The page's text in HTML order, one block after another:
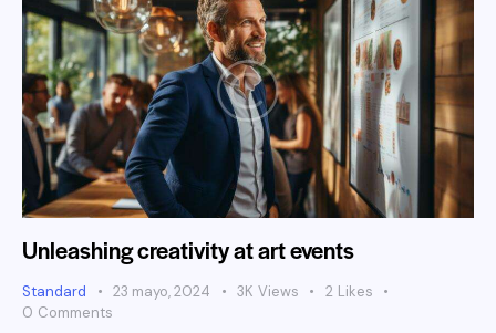
Unleashing creativity at art events
Standard 23 mayo, 2024 3K Views 2 Likes
0 Comments